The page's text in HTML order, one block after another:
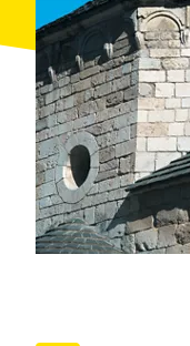
МэрияЖироны
четырьмя годами
возобновились
были
культурыи
Церковь можно
воскресенье в